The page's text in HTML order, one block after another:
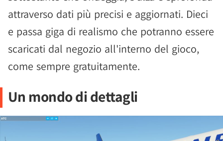
attraverso dati più precisi e aggiornati. Dieci
e passa giga di realismo che potranno essere
scaricati dal negozio all'interno del gioco,
come sempre gratuitamente.
Un mondo di dettagli